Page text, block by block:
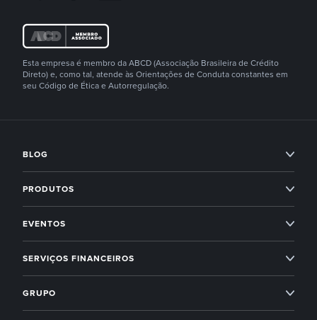
Esta empresa é membro da ABCD (Associação Brasileira de Crédito
Direto) e, como tal, atende às Orientações de Conduta constantes em
seu Código de Ética e Autorregulação.
BLOG
Imobiliárias
Next
Novidades Superlógica
PRODUTOS
Administração condominial
Imobiliárias
EVENTOS
Superlógica Next
SERVIÇOS FINANCEIROS
Entenda o Inadimplência Zero
GRUPO